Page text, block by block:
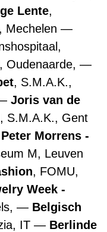
Lente,
Mechelen
Oudenaarde,
, S.M.A.K.,
Joris van de
, S.M.A.K., Gent
Peter Morrens -
M, Leuven
, FOMU,
Week -
Belgisch
IT
Berlinde